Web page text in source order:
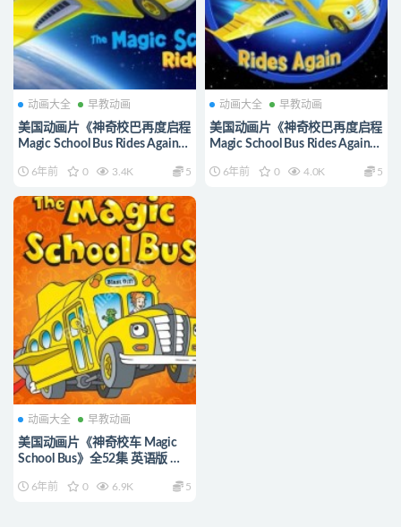
动画大全 早教动画
美国动画片《神奇校巴再度启程
Magic School Bus Rides Again》
1080P/MP4/10.7G 动画片神奇
6年前 0 3.4K 5
动画大全 早教动画
美国动画片《神奇校巴再度启程
Magic School Bus Rides Again》
720P/MP4/1.46G 动画片神奇
6年前 0 4.0K 5
动画大全 早教动画
美国动画片《神奇校车 Magic
School Bus》全52集 英语版 高
下载6年前 0 6.9K 5